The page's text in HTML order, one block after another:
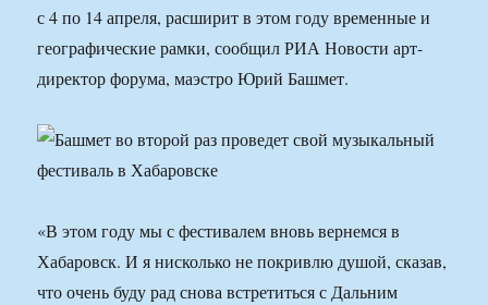
с 4 по 14 апреля, расширит в этом году временные и
географические рамки, сообщил РИА Новости арт-
директор форума, маэстро Юрий Башмет.
«В этом году мы с фестивалем вновь вернемся в
Хабаровск. И я нисколько не покривлю душой, сказав,
что очень буду рад снова встретиться с Дальним